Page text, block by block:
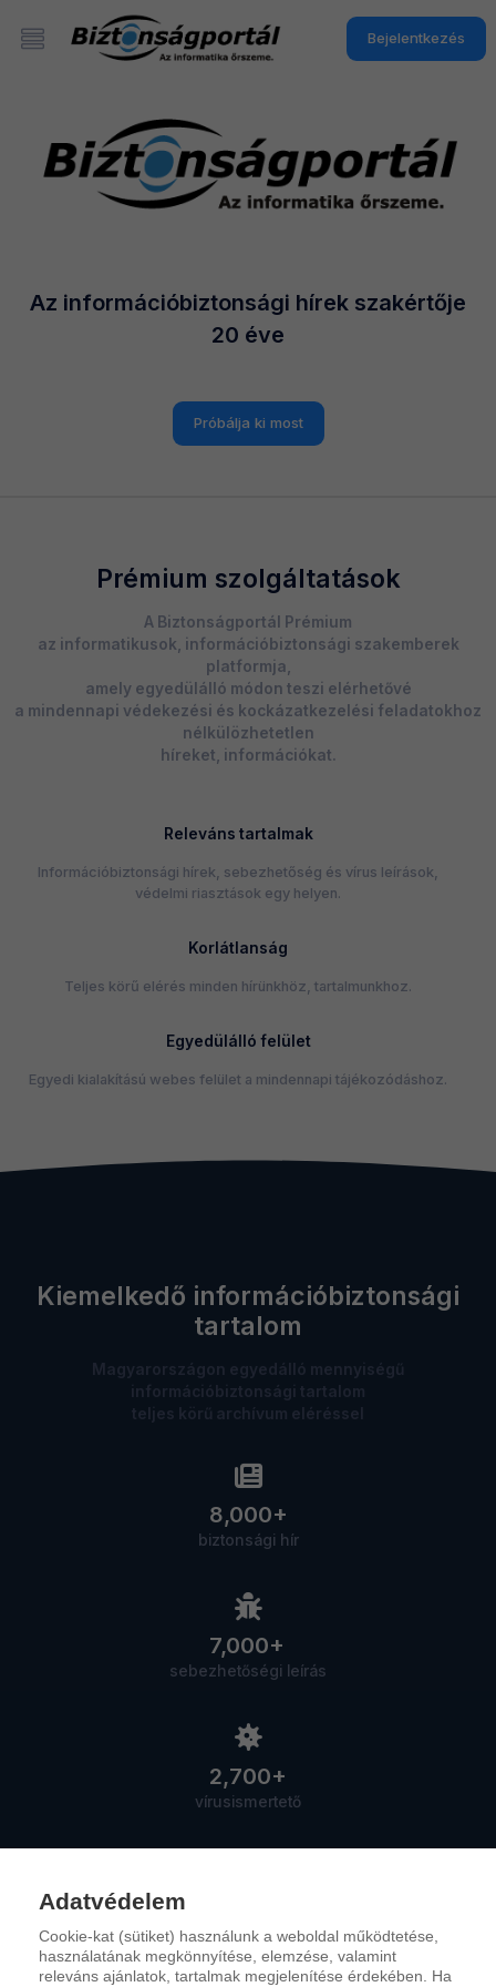
Bejelentkezés
Az információbiztonsági hírek szakértője
20 éve
Próbálja ki most
Prémium szolgáltatások
A Biztonságportál Prémium
az informatikusok, információbiztonsági szakemberek
platformja,
amely egyedülálló módon teszi elérhetővé
a mindennapi védekezési és kockázatkezelési feladatokhoz
nélkülözhetetlen
híreket, információkat.
Releváns tartalmak
Információbiztonsági hírek, sebezhetőség és vírus leírások,
védelmi riasztások egy helyen.
Korlátlanság
Teljes körű elérés minden hírünkhöz, tartalmunkhoz.
Egyedülálló felület
Egyedi kialakítású webes felület a mindennapi tájékozódáshoz.
Kiemelkedő információbiztonsági
tartalom
8,000+
biztonsági hír
7,000+
sebezhetőségi leírás
2,700+
vírusismertető
Szolgáltatások
Adatvédelem
Cookie-kat (sütiket) használunk a weboldal működtetése,
használatának megkönnyítése, elemzése, valamint
releváns ajánlatok, tartalmak megjelenítése érdekében. Ha